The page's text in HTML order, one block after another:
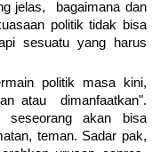
jelas, bagaimana dan
politik tidak bisa
sesuatu yang harus
politik masa kini,
atau dimanfaatkan".
seseorang akan bisa
teman. Sadar pak,